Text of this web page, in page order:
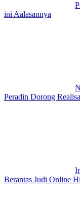
ini Aalasannya
Peradin Dorong
Berantas Judi Online